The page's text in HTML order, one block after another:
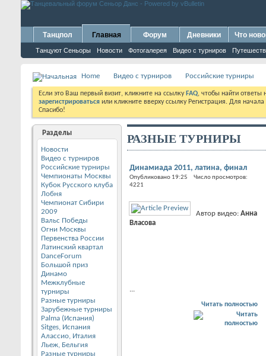
Танцпол Главная
Танцуют Сеньоры Новости Фотогалерея Видео с турниров
Форум Дневники Что
Home Видео с турниров Российские турниры
Если это Ваш первый визит, кликните на ссылку FAQ, чтобы найти
зарегистрироваться или кликните вверху ссылку Регистрация. Для
Спасибо!
Разделы
Новости
Видео с турниров
Российские турниры
Чемпионаты Москвы
Кубок Русского клуба
Лобня
Чемпионат Сибири
2009
Вальс Победы
Огни Москвы
Первенства России
Латинский квартал
DanceForum
Большой приз
Динамо
Межклубные
турниры
Разные турниры
Зарубежные турниры
Palma (Испания)
Sitges, Испания
Алассио, Италия
Льеж, Бельгия
Разные турниры
РАЗНЫЕ ТУРНИРЫ
Динамиада 2011, латина, финал
Опубликовано 19:25 Число просмотров:
4221
Автор видео:Анна
Власова
Читать полностью